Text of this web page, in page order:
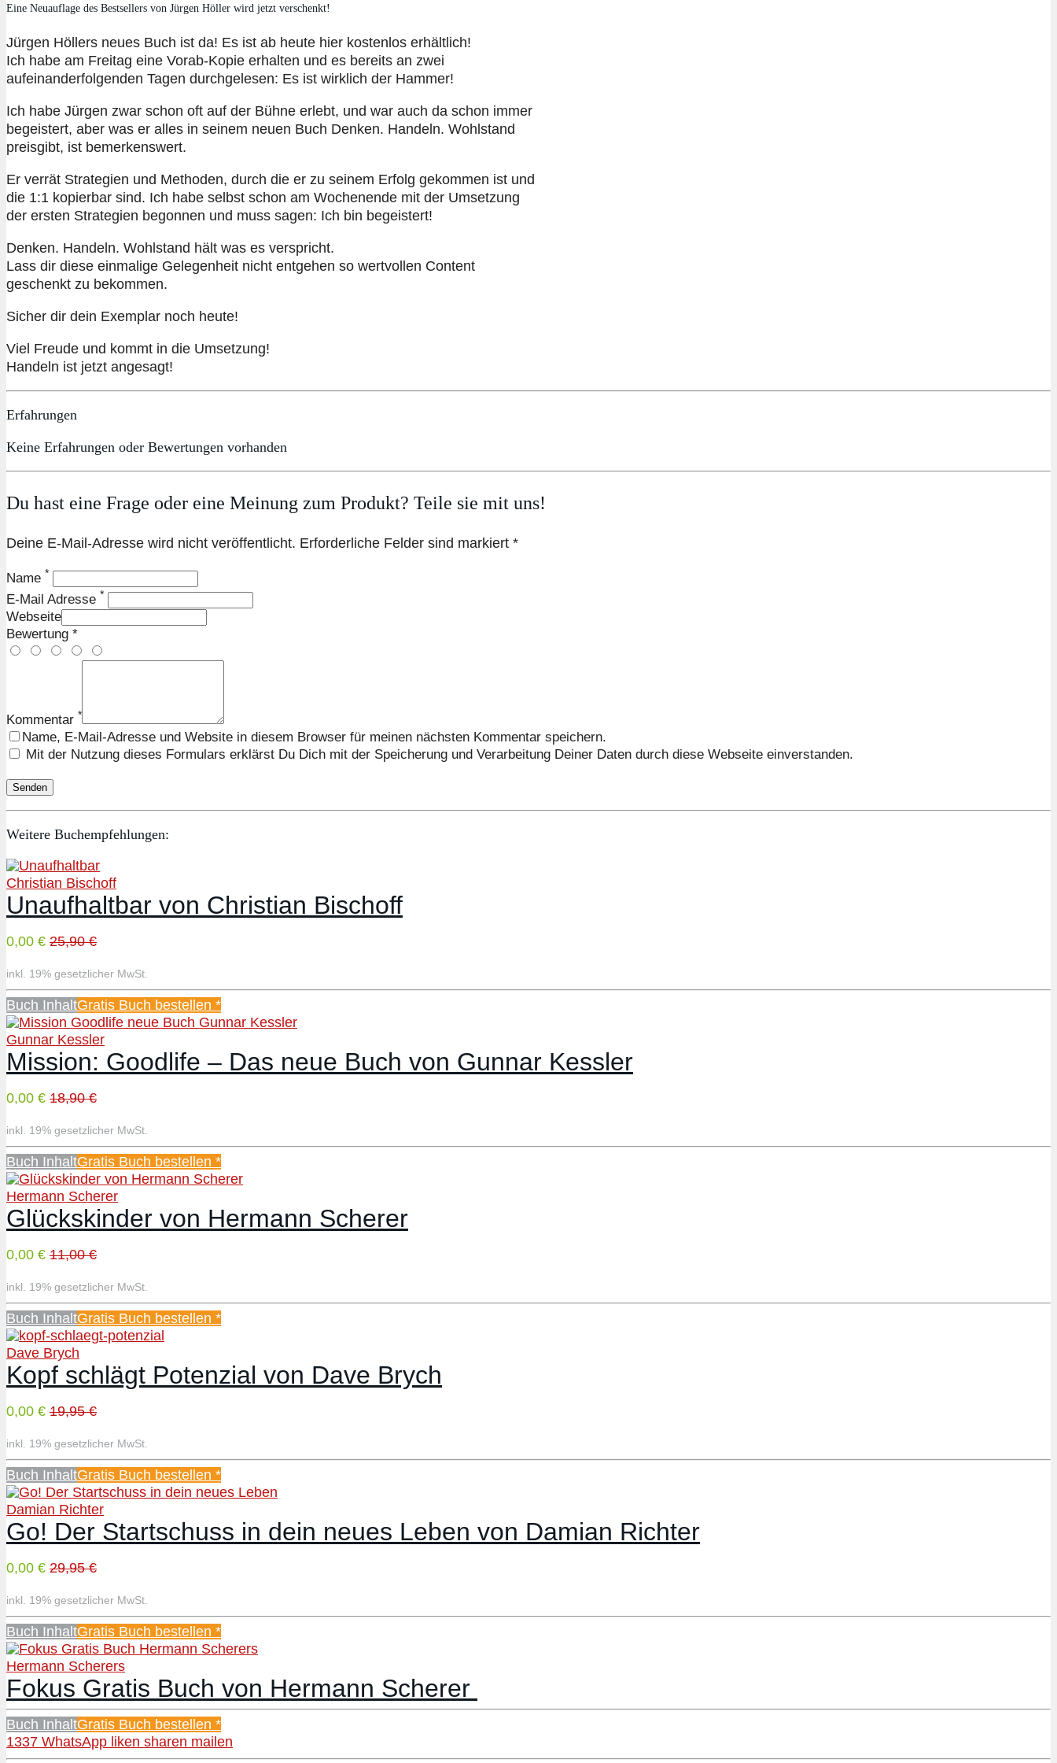
Eine Neuauflage des Bestsellers von Jürgen Höller wird jetzt verschenkt!
Jürgen Höllers neues Buch ist da! Es ist ab heute hier kostenlos erhältlich!
Ich habe am Freitag eine Vorab-Kopie erhalten und es bereits an zwei
aufeinanderfolgenden Tagen durchgelesen: Es ist wirklich der Hammer!
Ich habe Jürgen zwar schon oft auf der Bühne erlebt, und war auch da schon immer
begeistert, aber was er alles in seinem neuen Buch Denken. Handeln. Wohlstand
preisgibt, ist bemerkenswert.
Er verrät Strategien und Methoden, durch die er zu seinem Erfolg gekommen ist und
die 1:1 kopierbar sind. Ich habe selbst schon am Wochenende mit der Umsetzung
der ersten Strategien begonnen und muss sagen: Ich bin begeistert!
Denken. Handeln. Wohlstand hält was es verspricht.
Lass dir diese einmalige Gelegenheit nicht entgehen so wertvollen Content
geschenkt zu bekommen.
Sicher dir dein Exemplar noch heute!
Viel Freude und kommt in die Umsetzung!
Handeln ist jetzt angesagt!
Erfahrungen
Keine Erfahrungen oder Bewertungen vorhanden
Du hast eine Frage oder eine Meinung zum Produkt? Teile sie mit uns!
Deine E-Mail-Adresse wird nicht veröffentlicht. Erforderliche Felder sind markiert *
Name *
E-Mail Adresse *
Webseite
Bewertung *
Kommentar *
Name, E-Mail-Adresse und Website in diesem Browser für meinen nächsten Kommentar speichern.
Mit der Nutzung dieses Formulars erklärst Du Dich mit der Speicherung und Verarbeitung Deiner Daten durch diese Webseite einverstanden.
Weitere Buchempfehlungen:
Christian Bischoff
Unaufhaltbar von Christian Bischoff
0,00 € 25,90 €
inkl. 19% gesetzlicher MwSt.
Buch InhaltGratis Buch bestellen *
Gunnar Kessler
Mission: Goodlife – Das neue Buch von Gunnar Kessler
0,00 € 18,90 €
inkl. 19% gesetzlicher MwSt.
Buch InhaltGratis Buch bestellen *
Hermann Scherer
Glückskinder von Hermann Scherer
0,00 € 11,00 €
inkl. 19% gesetzlicher MwSt.
Buch InhaltGratis Buch bestellen *
Dave Brych
Kopf schlägt Potenzial von Dave Brych
0,00 € 19,95 €
inkl. 19% gesetzlicher MwSt.
Buch InhaltGratis Buch bestellen *
Damian Richter
Go! Der Startschuss in dein neues Leben von Damian Richter
0,00 € 29,95 €
inkl. 19% gesetzlicher MwSt.
Buch InhaltGratis Buch bestellen *
Hermann Scherers
Fokus Gratis Buch von Hermann Scherer
Buch InhaltGratis Buch bestellen *
1337 WhatsApp liken sharen mailen